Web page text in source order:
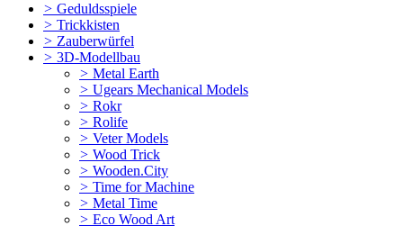
> Geduldsspiele
> Trickkisten
> Zauberwürfel
> 3D-Modellbau
> Metal Earth
> Ugears Mechanical Models
> Rokr
> Rolife
> Veter Models
> Wood Trick
> Wooden.City
> Time for Machine
> Metal Time
> Eco Wood Art